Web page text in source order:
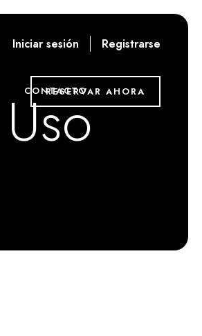
Iniciar sesión Registrarse
CONTACTO
RESERVAR AHORA